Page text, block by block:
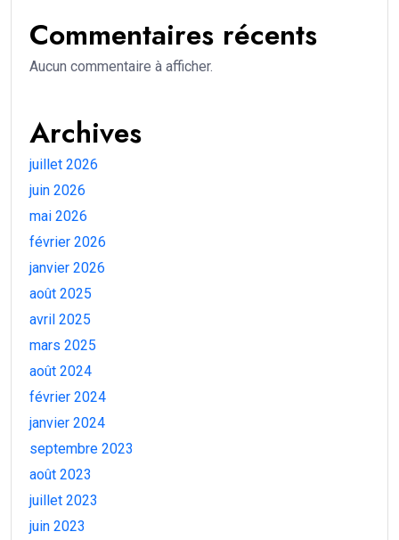
Commentaires récents
Aucun commentaire à afficher.
Archives
juillet 2026
juin 2026
mai 2026
février 2026
janvier 2026
août 2025
avril 2025
mars 2025
août 2024
février 2024
janvier 2024
septembre 2023
août 2023
juillet 2023
juin 2023